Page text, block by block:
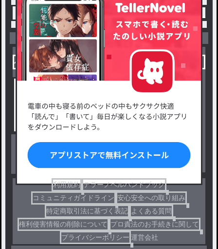
トップ 「# わがままな 君の中で」最新作：専 用
小説を探す
小説コンテスト応募・公募
出版・メディアミックス作品
ジャンルから探す
恋愛・ロマンス
ファンタジー・異世界・SF
ドラマ
利用規約 テラーノベルハンドブック
コミュニティガイドライン 安心安全への取り組み
特定商取引法に基づく表記 よくある質問
権利侵害情報の削除について プロ責法のお手続きに関して
プライバシーポリシー 運営会社